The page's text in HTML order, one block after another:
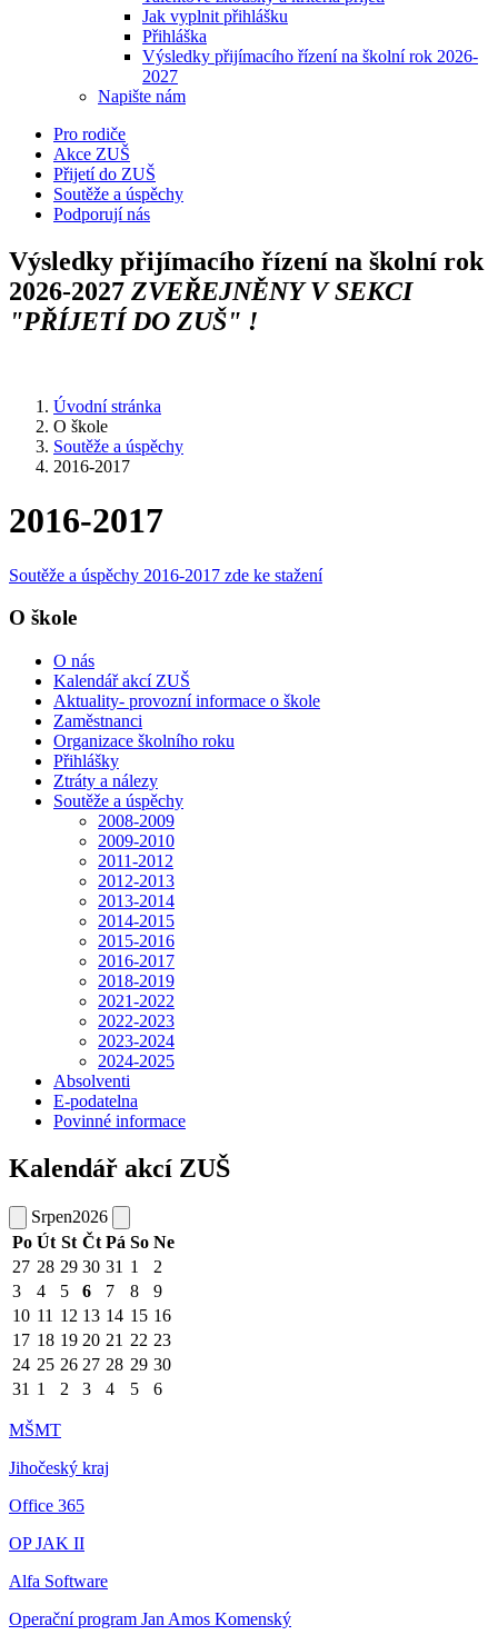
Jak vyplnit přihlášku
Přihláška
Výsledky přijímacího řízení na školní rok 2026-
2027
Napište nám
Pro rodiče
Akce ZUŠ
Přijetí do ZUŠ
Soutěže a úspěchy
Podporují nás
Výsledky přijímacího řízení na školní rok
2026-2027 ZVEŘEJNĚNY V SEKCI
"PŘÍJETÍ DO ZUŠ" !
Úvodní stránka
O škole
Soutěže a úspěchy
2016-2017
2016-2017
Soutěže a úspěchy 2016-2017 zde ke stažení
O škole
O nás
Kalendář akcí ZUŠ
Aktuality- provozní informace o škole
Zaměstnanci
Organizace školního roku
Přihlášky
Ztráty a nálezy
Soutěže a úspěchy
2008-2009
2009-2010
2011-2012
2012-2013
2013-2014
2014-2015
2015-2016
2016-2017
2018-2019
2021-2022
2022-2023
2023-2024
2024-2025
Absolventi
E-podatelna
Povinné informace
Kalendář akcí ZUŠ
Srpen2026
Po Út St Čt Pá So Ne
27 28 29 30 31 1
2
3
4 5 6 7 8
9
10 11 12 13 14 15 16
17 18 19 20 21 22 23
24 25 26 27 28 29 30
31 1 2 3 4 5 6
MŠMT
Jihočeský kraj
Office 365
OP JAK II
Alfa Software
Operační program Jan Amos Komenský